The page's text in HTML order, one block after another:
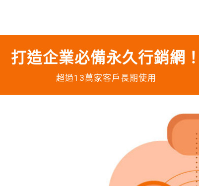
打造企業必備永久行銷網！
超過13萬家客戶長期使用